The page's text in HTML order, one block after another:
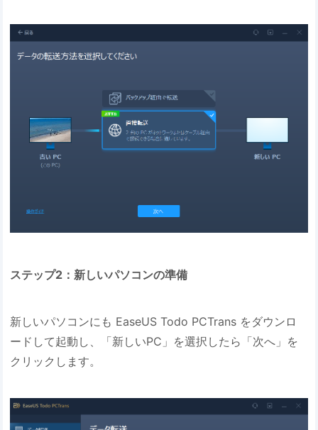
ステップ2：新しいパソコンの準備
新しいパソコンにも EaseUS Todo PCTrans をダウンロ
ードして起動し、「新しいPC」を選択したら「次へ」を
クリックします。